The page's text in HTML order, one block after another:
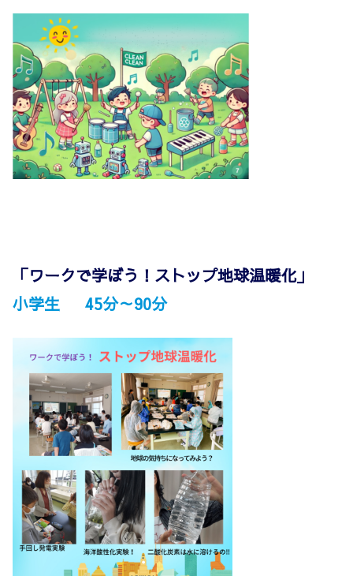
「ワークで学ぼう！ストップ地球温暖化」
小学生 45分～90分